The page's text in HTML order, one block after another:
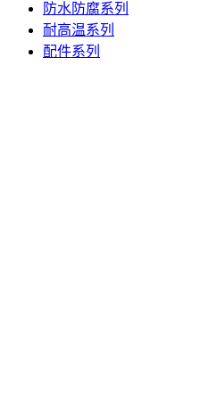
防水防腐系列
耐高温系列
配件系列